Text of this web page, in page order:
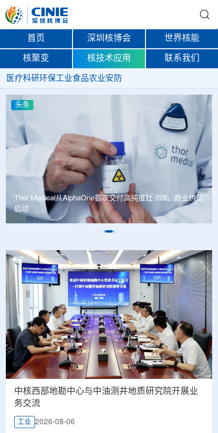
首页 深圳核博会 世界核能
核聚变 核技术应用 联系我们
医疗科研环保工业食品农业安防
业供货
中广核达胜携手浙江嘉广束 打造国内首套全自主电子束固
化卷钢涂装产业链
中核西部地勘中心与中油测井地质研究院开展业
务交流
工业 2026-08-06